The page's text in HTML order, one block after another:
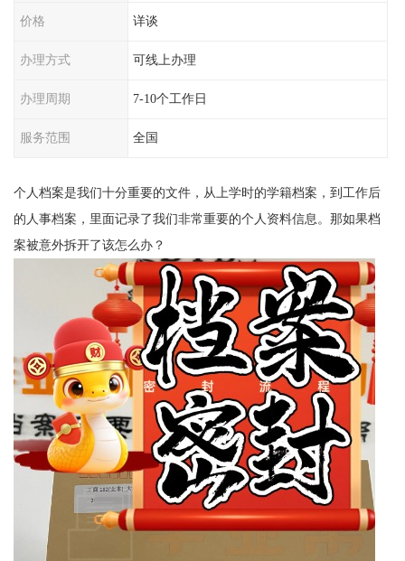
价格 详谈
办理方式 可线上办理
办理周期 7-10个工作日
服务范围 全国
个人档案是我们十分重要的文件，从上学时的学籍档案，到工作后
的人事档案，里面记录了我们非常重要的个人资料信息。那如果档
案被意外拆开了该怎么办？